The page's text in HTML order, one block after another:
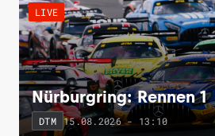
LIVE
Nürburgring: Rennen 1
DTM 15.08.2026 - 13:10